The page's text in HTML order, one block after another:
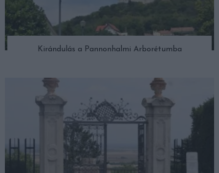
Kirándulás a Pannonhalmi Arborétumba